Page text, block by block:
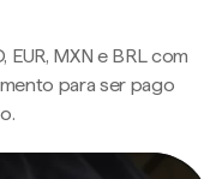
MXN e BRL com
para ser pago